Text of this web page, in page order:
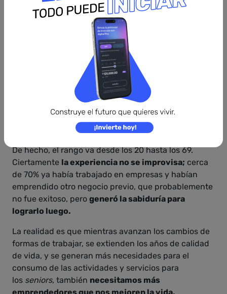
intervalos que nos abran paso a estar aprendiendo
cosas nuevas y hasta emprender negocios.
Claramente se puede apreciar que vamos camino a
una vida laboral de 60 años o más.
Varios escritos que profundizan sobre la edad de los
fundadores de las empresas valoradas como
Unicornios, es decir, sobre los mil millones de dólares,
afirman que los emprendedores no son los chicos de
20 años, sino más bien la edad promedio anda por los
De hecho, el rango va desde los 20 hasta los 69.
Ciertamente la experiencia no se improvisa; cerca
de 70% ya había trabajado en empresas y habían
emprendido otro negocio previo, que probablemente
no fue exitoso, pero generó la sabiduría para
lograrlo luego.
La realidad es que mientras avanzan los cambios de
formas de trabajar, se extienden los años de calidad
de vida, y se generan más necesidades para el
consumo de las actividades y servicios para
los seniors, también necesitamos más